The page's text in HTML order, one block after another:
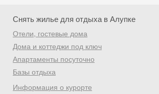
Снять жилье для отдыха в Алупке
Отели, гостевые дома
Дома и коттеджи под ключ
Апартаменты посуточно
Базы отдыха
Информация о курорте
Скидка −5%
Хочешь дешевле? Оставь почту и
промокод на первое